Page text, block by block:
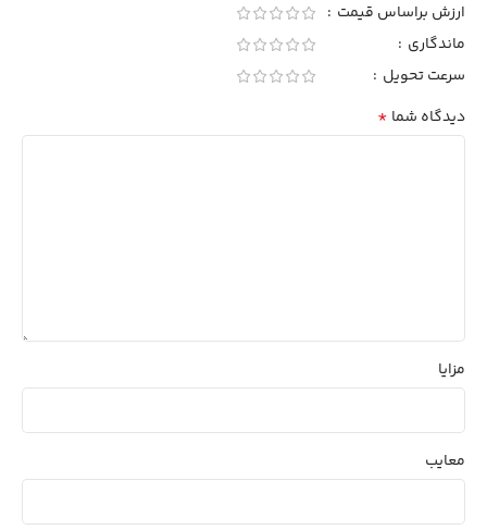
ارزش براساس قیمت
ماندگاری
سرعت تحویل
دیدگاه شما *
مزایا
معایب